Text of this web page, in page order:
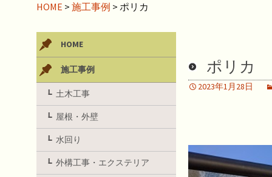
HOME > 施工事例 > ポリカ
ポリカ
2023年1月28日
HOME
施工事例
土木工事
屋根・外壁
水回り
外構工事・エクステリア